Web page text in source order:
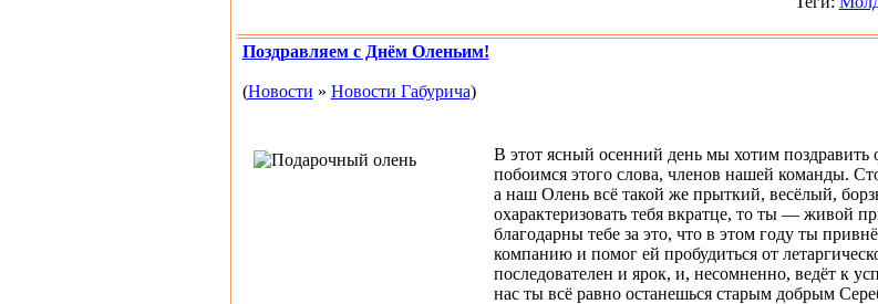
Поздравляем с Днём Оленьим!
(Новости » Новости Габурича)
В этот ясный осенний день мы хотим поздравить
побоимся этого слова, членов нашей команды.
а наш Олень всё такой же прыткий, весёлый,
охарактеризовать тебя вкратце, то ты — живой
благодарны тебе за это, что в этом году ты
компанию и помог ей пробудиться от
последователен и ярок, и, несомненно, ведёт к
нас ты всё равно останешься старым добрым